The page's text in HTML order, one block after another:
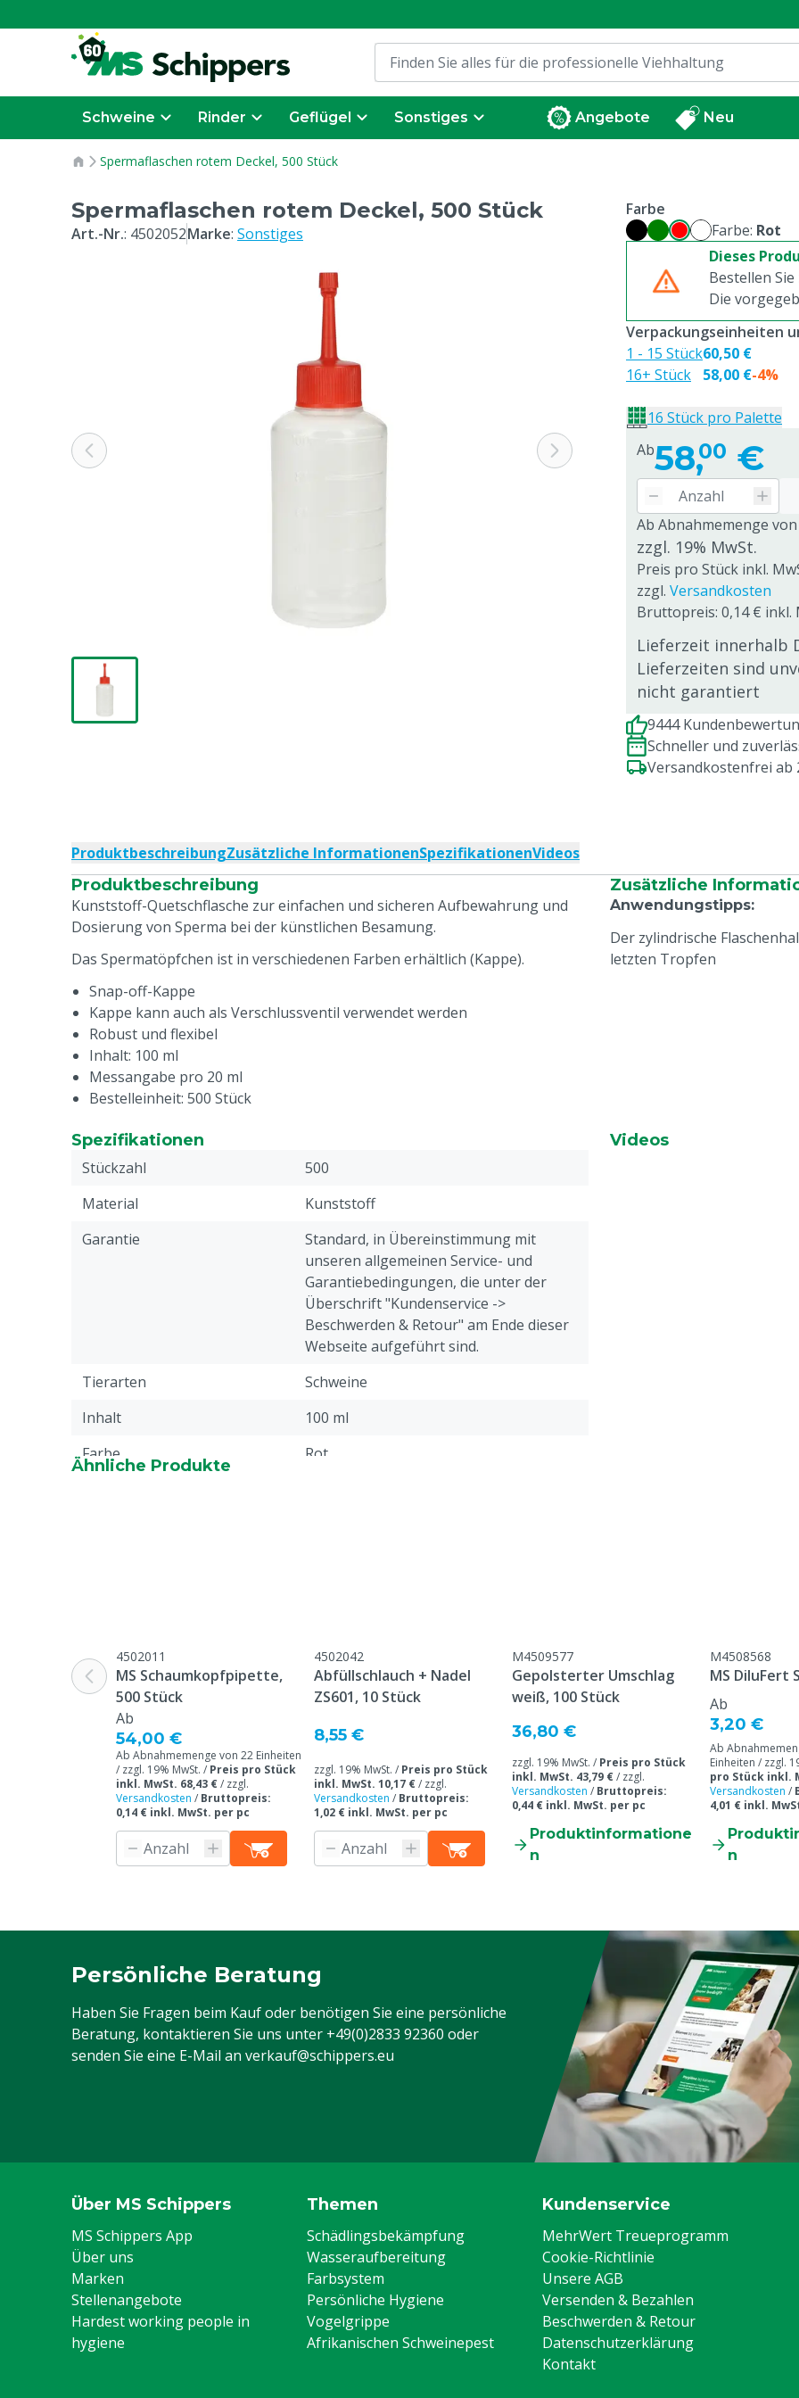
Schweine Rinder Geflügel Sonstiges Angebote Neu
Spermaflaschen rotem Deckel, 500 Stück
Spermaflaschen rotem Deckel, 500 Stück
Art.-Nr.: 4502052Marke: Sonstiges
Farbe
Farbe: Rot
Dieses
Bestellen
Die
Ab58,00 €
Ab Abnahmemenge von
zzgl. 19% MwSt.
Preis pro Stück inkl.
zzgl. Versandkosten
Bruttopreis: 0,14 € inkl.
Lieferzeit innerhalb
Lieferzeiten sind
nicht garantiert
Verpackungseinheiten
1 - 15 Stück
16+ Stück
60,50 €
58,00 €-4%
16 Stück pro Palette
9444
Schneller und
Versandkostenfrei ab
ProduktbeschreibungZusätzliche InformationenSpezifikationenVideos
Produktbeschreibung
Kunststoff-Quetschflasche zur einfachen und sicheren Aufbewahrung und
Dosierung von Sperma bei der künstlichen Besamung.
Das Spermatöpfchen ist in verschiedenen Farben erhältlich (Kappe).
Snap-off-Kappe
Kappe kann auch als Verschlussventil verwendet werden
Robust und flexibel
Inhalt: 100 ml
Messangabe pro 20 ml
Bestelleinheit: 500 Stück
Zusätzliche
Anwendungstipps:
Der zylindrische
letzten Tropfen
Spezifikationen
Stückzahl
500
Material
Kunststoff
Garantie
Standard, in Übereinstimmung mit
unseren allgemeinen Service- und
Garantiebedingungen, die unter der
Überschrift "Kundenservice ->
Beschwerden & Retour" am Ende dieser
Webseite aufgeführt sind.
Tierarten
Schweine
Inhalt
100 ml
Farbe
Rot
Videos
Ähnliche Produkte
4502011
MS Schaumkopfpipette,
500 Stück
Ab
54,00 €
Ab Abnahmemenge von 22 Einheiten
/ zzgl. 19% MwSt. / Preis pro Stück
inkl. MwSt. 68,43 €/ zzgl.
Versandkosten / Bruttopreis:
0,14 € inkl. MwSt. per pc
4502042
Abfüllschlauch + Nadel
ZS601, 10 Stück
8,55 €
zzgl. 19% MwSt. / Preis pro Stück
inkl. MwSt. 10,17 €/ zzgl.
Versandkosten / Bruttopreis:
1,02 € inkl. MwSt. per pc
M4509577
Gepolsterter Umschlag
weiß, 100 Stück
36,80 €
zzgl. 19% MwSt. / Preis pro Stück
inkl. MwSt. 43,79 €/ zzgl.
Versandkosten / Bruttopreis:
0,44 € inkl. MwSt. per pc
Produktinformatione
n
M4508568
MS DiluFert
Ab
3,20 €
Ab
Einheiten / zzgl.
pro Stück inkl.
Versandkosten /
4,01 € inkl.
n
Persönliche Beratung
Haben Sie Fragen beim Kauf oder benötigen Sie eine persönliche
Beratung, kontaktieren Sie uns unter +49(0)2833 92360 oder
senden Sie eine E-Mail an verkauf@schippers.eu
Über MS Schippers
MS Schippers App
Über uns
Marken
Stellenangebote
Hardest working people in
hygiene
Themen
Schädlingsbekämpfung
Wasseraufbereitung
Farbsystem
Persönliche Hygiene
Vogelgrippe
Afrikanischen Schweinepest
Kundenservice
MehrWert Treueprogramm
Cookie-Richtlinie
Unsere AGB
Versenden & Bezahlen
Beschwerden & Retour
Datenschutzerklärung
Kontakt